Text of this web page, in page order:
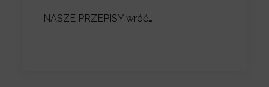
NASZE PRZEPISY wróć…